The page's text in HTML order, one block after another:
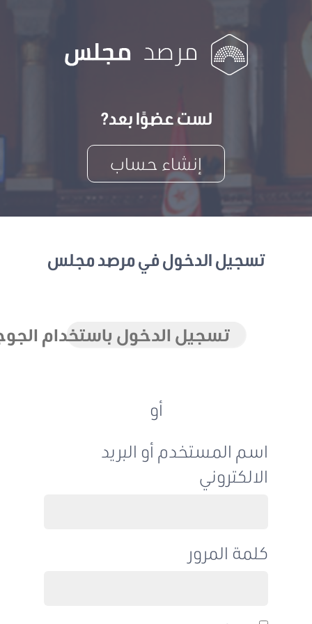
لست عضوًا بعد?
إنشاء حساب
تسجيل الدخول في مرصد مجلس
تسجيل الدخول باستخدام الجوجل
اسم المستخدم أو البريد
الالكتروني
كلمة المرور